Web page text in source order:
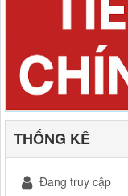
THỐNG KÊ
Đang truy cập